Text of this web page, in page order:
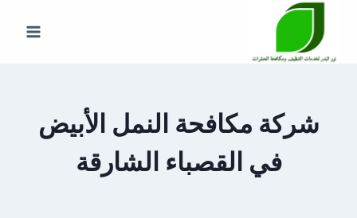
المحتوى
شركة مكافحة النمل الأبيض
في القصباء الشارقة